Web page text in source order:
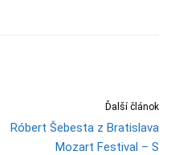
Ďalší článok
Róbert Šebesta z Bratislava
Mozart Festival – S